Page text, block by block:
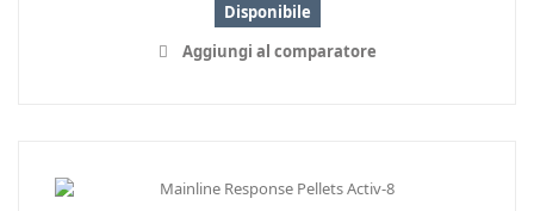
Disponibile
Aggiungi al comparatore